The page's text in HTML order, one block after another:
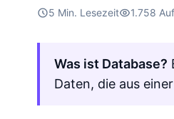
5 Min. Lesezeit 1.758
Was ist Database?
Daten, die aus